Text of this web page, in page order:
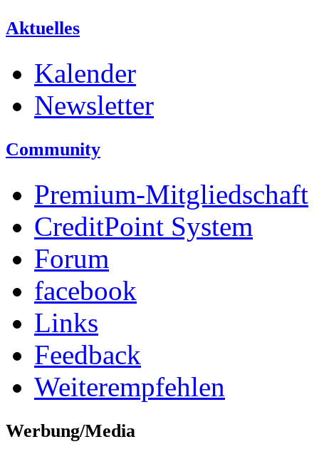
Aktuelles
Kalender
Newsletter
Community
Premium-Mitgliedschaft
CreditPoint System
Forum
facebook
Links
Feedback
Weiterempfehlen
Werbung/Media